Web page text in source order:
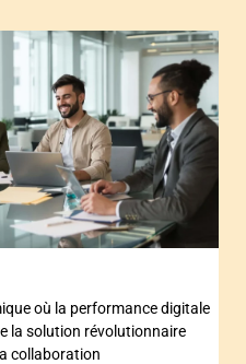
où la performance digitale
la solution révolutionnaire
collaboration